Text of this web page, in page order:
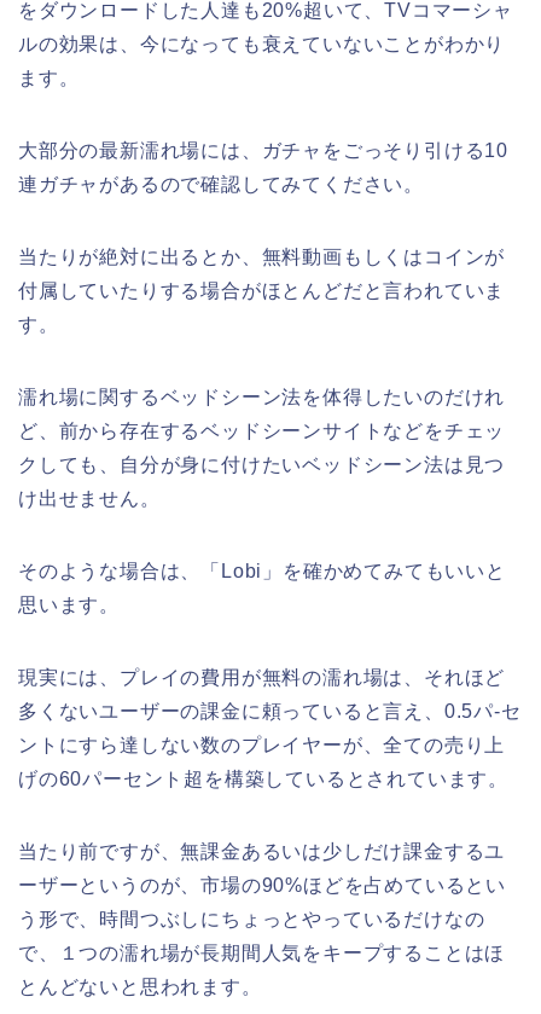
をダウンロードした人達も20%超いて、TVコマーシャ
ルの効果は、今になっても衰えていないことがわかり
ます。
大部分の最新濡れ場には、ガチャをごっそり引ける10
連ガチャがあるので確認してみてください。
当たりが絶対に出るとか、無料動画もしくはコインが
付属していたりする場合がほとんどだと言われていま
す。
濡れ場に関するベッドシーン法を体得したいのだけれ
ど、前から存在するベッドシーンサイトなどをチェッ
クしても、自分が身に付けたいベッドシーン法は見つ
け出せません。
そのような場合は、「Lobi」を確かめてみてもいいと
思います。
現実には、プレイの費用が無料の濡れ場は、それほど
多くないユーザーの課金に頼っていると言え、0.5パ-セ
ントにすら達しない数のプレイヤーが、全ての売り上
げの60パーセント超を構築しているとされています。
当たり前ですが、無課金あるいは少しだけ課金するユ
ーザーというのが、市場の90%ほどを占めているとい
う形で、時間つぶしにちょっとやっているだけなの
で、１つの濡れ場が長期間人気をキープすることはほ
とんどないと思われます。